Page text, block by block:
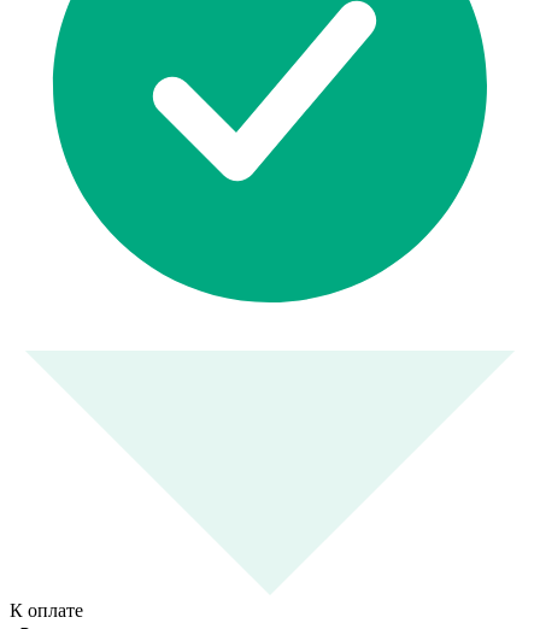
К оплате